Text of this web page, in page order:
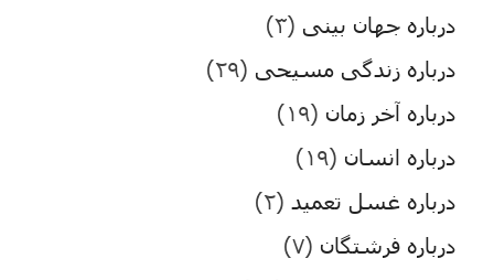
درباره جهان بینی (۳)
درباره زندگی مسیحی (۲۹)
درباره آخر زمان (۱۹)
درباره انسان (۱۹)
درباره غسل تعمید (۲)
درباره فرشتگان (۷)